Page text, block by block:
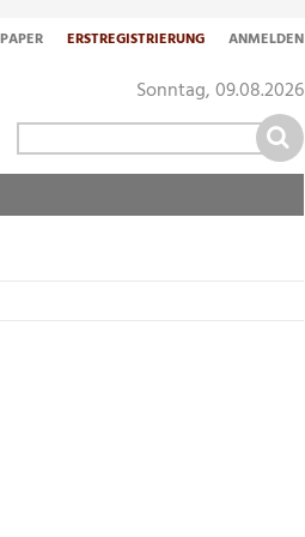
Sonntag, 09.08.2026
ERSTREGISTRIERUNG ANMELDEN